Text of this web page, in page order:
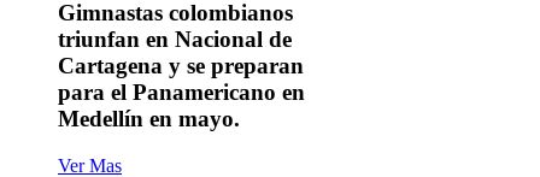
Gimnastas colombianos
triunfan en Nacional de
Cartagena y se preparan
para el Panamericano en
Medellín en mayo.
Ver Mas